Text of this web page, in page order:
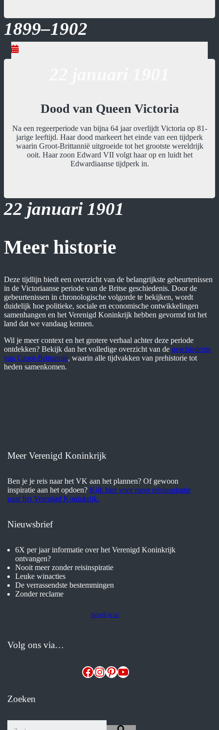
1899–1902
Dood van Queen Victoria
Na een regeerperiode van bijna 64 jaar overlijdt Victoria op 81-
jarige leeftijd. Haar dood markeert het einde van een tijdperk
waarin Groot-Brittannië uitgroeide tot het grootste wereldrijk
ooit. Haar zoon Edward VII volgt haar op en luidt het
Edwardiaanse tijdperk in.
22 januari 1901
Meer historie
Deze tijdlijn biedt een overzicht van de belangrijkste gebeurtenissen
in de Victoriaanse periode van de Britse geschiedenis. Door de
gebeurtenissen in chronologische volgorde te bekijken, wordt
duidelijk hoe politieke, sociale en economische ontwikkelingen
samenhangen en het Verenigd Koninkrijk hebben gevormd tot het
land dat we vandaag kennen.
Wil je meer context en het grotere verhaal achter deze periode
ontdekken? Bekijk dan het volledige overzicht van de geschiedenis
van Groot-Brittannië, waarin alle tijdvakken van prehistorie tot
heden samenkomen.
Meer Verenigd Koninkrijk
Ben je je reis naar het VK aan het plannen? Of gewoon
inspiratie aan het opdoen?Kijk hier voor meer reisinspiratie
naar het Verenigd Koninkrijk.
Nieuwsbrief
6X per jaar informatie over het Verenigd Koninkrijk
ontvangen?
Nooit meer zonder reisinspiratie
Leuke winacties
De verrassendste bestemmingen
Zonder reclame
Schrijf je in!
Volg ons via…
Facebook
Instagram
Pinterest
YouTube
Zoeken